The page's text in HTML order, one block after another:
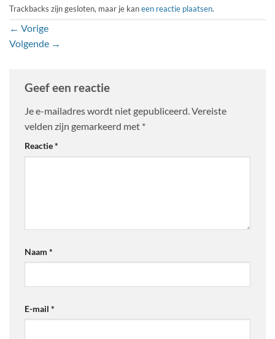
Trackbacks zijn gesloten, maar je kaneen reactie plaatsen.
← Vorige
Volgende →
Geef een reactie
Je e-mailadres wordt niet gepubliceerd.Vereiste
velden zijn gemarkeerd met *
Reactie*
Naam *
E-mail *